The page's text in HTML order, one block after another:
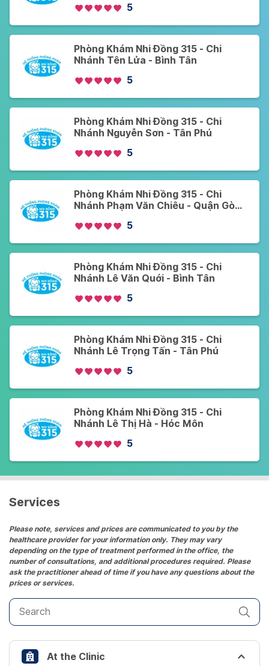
5
Phòng Khám Nhi Đồng 315 - Chi
Nhánh Tên Lửa - Bình Tân
5
Phòng Khám Nhi Đồng 315 - Chi
Nhánh Nguyễn Sơn - Tân Phú
5
Phòng Khám Nhi Đồng 315 - Chi
Nhánh Phạm Văn Chiêu - Quận Gò
5
Phòng Khám Nhi Đồng 315 - Chi
Nhánh Lê Văn Quới - Bình Tân
5
Phòng Khám Nhi Đồng 315 - Chi
Nhánh Lê Trọng Tấn - Tân Phú
5
Phòng Khám Nhi Đồng 315 - Chi
Nhánh Lê Thị Hà - Hóc Môn
5
Services
Please note, services and prices are communicated to you by the
healthcare provider for your information only. They may vary
depending on the type of treatment performed in the office, the
number of consultations, and additional procedures required. Please
ask the practitioner ahead of time if you have any questions about the
prices or services.
At the Clinic